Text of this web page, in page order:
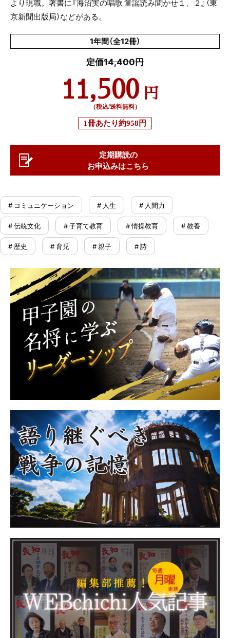
より現職。著書に『海沼実の唱歌 童謡読み聞かせ１、２』（東
京新聞出版局）などがある。
1年間（全12冊）
定価14,400円
11,500 円
（税込/送料無料）
1冊あたり約958円
定期購読の
お申込みはこちら
# コミュニケーション # 人生 # 人間力
# 伝統文化 # 子育て教育 # 情操教育 # 教養
# 歴史 # 育児 # 親子 # 詩